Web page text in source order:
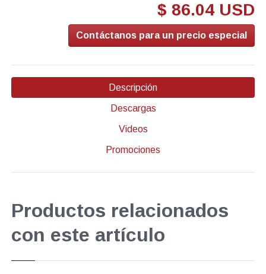
$ 86.04 USD
Contáctanos para un precio especial
Descripción
Descargas
Videos
Promociones
Productos relacionados
con este artículo